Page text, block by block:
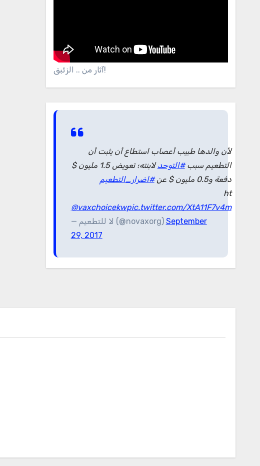
آثار من .. الزئبق!
لأن والدها طبيب أعصاب استطاع أن يثبت أن
التطعيم سبب#التوحد
لابنته؛ تعويض 1.5 مليون $
دفعة و0.5 مليون $ عن
#اضرار_التطعيم
ht
@vaxchoicekwpic.twitter.com/XtA11F7v4m
— لا للتطعيم (@novaxorg) September
29, 2017